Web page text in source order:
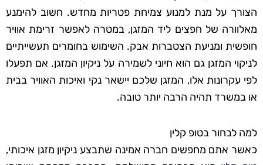
הצורך על מנת למנוע צמיחת פטריות מחדש. חשוב להימנע
מאלוורה של חפצים ליד המזגן, במטרה לאפשר זרימת אוויר
חופשית ומניעת הצטברות אבק. השימוש בחומרים תעשייתיים
לניקוי המזגן גם הוא חיוני לשמירה על ניקיון המזגן. אם תפעלו
לפי עקרונות אלו, המזגן שלכם יישאר נקי ואיכות האוויר בבית
או במשרד תהיה הרבה יותר טובה.
למה לבחור בטופ קלין
כאשר אתם מחפשים חברה אמינה שתבצע ניקיון מזגן איכותי,